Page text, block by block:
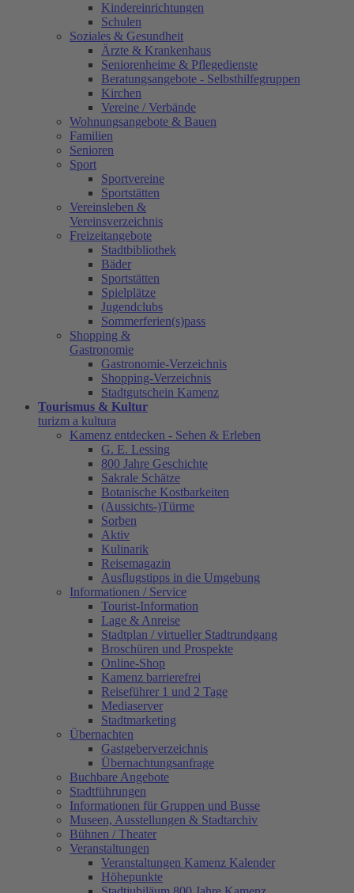
Kindereinrichtungen
Schulen
Soziales & Gesundheit
Ärzte & Krankenhaus
Seniorenheime & Pflegedienste
Beratungsangebote - Selbsthilfegruppen
Kirchen
Vereine / Verbände
Wohnungsangebote & Bauen
Familien
Senioren
Sport
Sportvereine
Sportstätten
Vereinsleben &
Vereinsverzeichnis
Freizeitangebote
Stadtbibliothek
Bäder
Sportstätten
Spielplätze
Jugendclubs
Sommerferien(s)pass
Shopping &
Gastronomie
Gastronomie-Verzeichnis
Shopping-Verzeichnis
Stadtgutschein Kamenz
Tourismus & Kultur
turizm a kultura
Kamenz entdecken - Sehen & Erleben
G. E. Lessing
800 Jahre Geschichte
Sakrale Schätze
Botanische Kostbarkeiten
(Aussichts-)Türme
Sorben
Aktiv
Kulinarik
Reisemagazin
Ausflugstipps in die Umgebung
Informationen / Service
Tourist-Information
Lage & Anreise
Stadtplan / virtueller Stadtrundgang
Broschüren und Prospekte
Online-Shop
Kamenz barrierefrei
Reiseführer 1 und 2 Tage
Mediaserver
Stadtmarketing
Übernachten
Gastgeberverzeichnis
Übernachtungsanfrage
Buchbare Angebote
Stadtführungen
Informationen für Gruppen und Busse
Museen, Ausstellungen & Stadtarchiv
Bühnen / Theater
Veranstaltungen
Veranstaltungen Kamenz Kalender
Höhepunkte